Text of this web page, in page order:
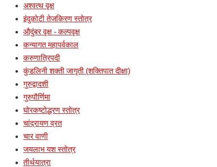
अश्वत्थ वृक्ष
इंदुकोटी तेजकिरण स्तोत्र
औदुंबर वृक्ष - कल्पवृक्ष
कन्यागत महापर्वकाल
करुणात्रिपदी
कुंडलिनी शक्ती जागृती (शक्तिपात दीक्षा)
गुरुद्वादशी
गुरुपौर्णिमा
घोरकष्टोद्धरण स्तोत्र
चांद्रायण व्रत
चार वाणी
जयलाभ यश स्तोत्र
तीर्थयात्रा